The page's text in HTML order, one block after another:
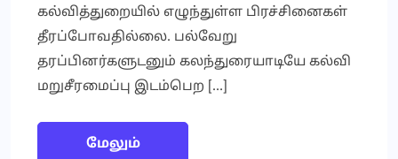
கல்வித்துறையில் எழுந்துள்ள பிரச்சினைகள்
தீரப்போவதில்லை. பல்வேறு
தரப்பினர்களுடனும் கலந்துரையாடியே கல்வி
மறுசீரமைப்பு இடம்பெற […]
மேலும்